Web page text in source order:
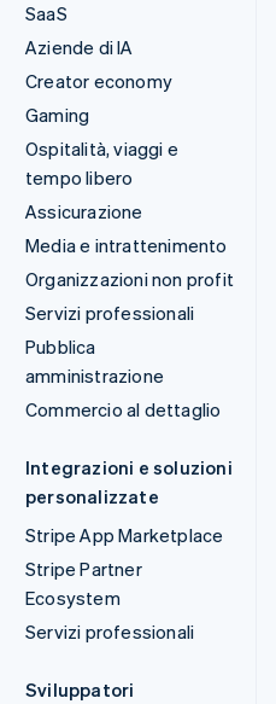
SaaS
Aziende di IA
Creator economy
Gaming
Ospitalità, viaggi e
tempo libero
Assicurazione
Media e intrattenimento
Organizzazioni non profit
Servizi professionali
Pubblica
amministrazione
Commercio al dettaglio
Integrazioni e soluzioni
personalizzate
Stripe App Marketplace
Stripe Partner
Ecosystem
Servizi professionali
Sviluppatori